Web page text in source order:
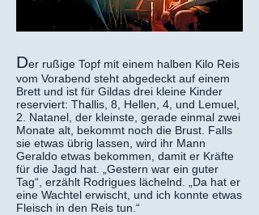
Der rußige Topf mit einem halben Kilo Reis
vom Vorabend steht abgedeckt auf einem
Brett und ist für Gildas drei kleine Kinder
reserviert: Thallis, 8, Hellen, 4, und Lemuel,
2. Natanel, der kleinste, gerade einmal zwei
Monate alt, bekommt noch die Brust. Falls
sie etwas übrig lassen, wird ihr Mann
Geraldo etwas bekommen, damit er Kräfte
für die Jagd hat. „Gestern war ein guter
Tag“, erzählt Rodrigues lächelnd. „Da hat er
eine Wachtel erwischt, und ich konnte etwas
Fleisch in den Reis tun.“